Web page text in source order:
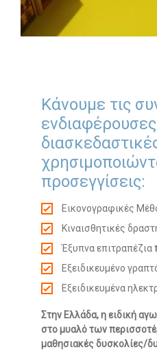
Κάνουμε τις
προσεγγίσεις:
Εικονογραφικές
Κιναισθητικές
Έξυπνα επιτραπέζια
Εξειδικευμένο
Εξειδικευμένα
Στην Ελλάδα, η ειδική
στο μυαλό των
μαθησιακές δυσκολίες/